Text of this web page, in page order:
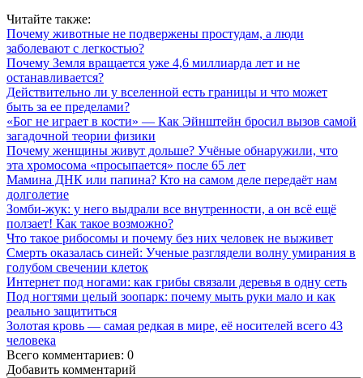
Читайте также:
Почему животные не подвержены простудам, а люди
заболевают с легкостью?
Почему Земля вращается уже 4,6 миллиарда лет и не
останавливается?
Действительно ли у вселенной есть границы и что может
быть за ее пределами?
«Бог не играет в кости» — Как Эйнштейн бросил вызов самой
загадочной теории физики
Почему женщины живут дольше? Учёные обнаружили, что
эта хромосома «просыпается» после 65 лет
Мамина ДНК или папина? Кто на самом деле передаёт нам
долголетие
Зомби-жук: у него выдрали все внутренности, а он всё ещё
ползает! Как такое возможно?
Что такое рибосомы и почему без них человек не выживет
Смерть оказалась синей: Ученые разглядели волну умирания в
голубом свечении клеток
Интернет под ногами: как грибы связали деревья в одну сеть
Под ногтями целый зоопарк: почему мыть руки мало и как
реально защититься
Золотая кровь — самая редкая в мире, её носителей всего 43
человека
Всего комментариев: 0
Добавить комментарий